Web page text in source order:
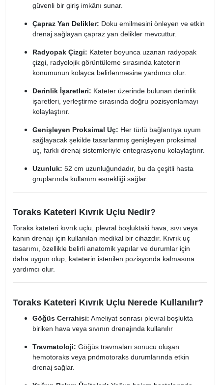
güvenli bir giriş imkânı sunar.
Çapraz Yan Delikler: Doku emilmesini önleyen ve etkin
drenaj sağlayan çapraz yan delikler mevcuttur.
Radyopak Çizgi: Kateter boyunca uzanan radyopak
çizgi, radyolojik görüntüleme sırasında kateterin
konumunun kolayca belirlenmesine yardımcı olur.
Derinlik İşaretleri: Kateter üzerinde bulunan derinlik
işaretleri, yerleştirme sırasında doğru pozisyonlamayı
kolaylaştırır.
Genişleyen Proksimal Uç: Her türlü bağlantıya uyum
sağlayacak şekilde tasarlanmış genişleyen proksimal
uç, farklı drenaj sistemleriyle entegrasyonu kolaylaştırır.
Uzunluk: 52 cm uzunluğundadır, bu da çeşitli hasta
gruplarında kullanım esnekliği sağlar.
Toraks Kateteri Kıvrık Uçlu Nedir?
Toraks kateteri kıvrık uçlu, plevral boşluktaki hava, sıvı veya
kanın drenajı için kullanılan medikal bir cihazdır. Kıvrık uç
tasarımı, özellikle belirli anatomik yapılar ve durumlar için
daha uygun olup, kateterin istenilen pozisyonda kalmasına
yardımcı olur.​
Toraks Kateteri Kıvrık Uçlu Nerede Kullanılır?
Göğüs Cerrahisi: Ameliyat sonrası plevral boşlukta
biriken hava veya sıvının drenajında kullanılır
Travmatoloji: Göğüs travmaları sonucu oluşan
hemotoraks veya pnömotoraks durumlarında etkin
drenaj sağlar.​